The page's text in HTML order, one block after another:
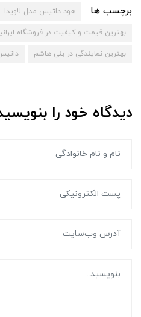
برچسب ها هود داتیس مدل لاویدا
بهترین قیمت و کیفیت در فروشگاه
بهترین نمایندگی در بنی هاشم
دیدگاه خود را